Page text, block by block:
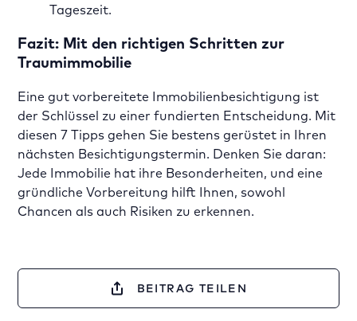
Tageszeit.
Fazit: Mit den richtigen Schritten zur
Traumimmobilie
Eine gut vorbereitete Immobilienbesichtigung ist
der Schlüssel zu einer fundierten Entscheidung. Mit
diesen 7 Tipps gehen Sie bestens gerüstet in Ihren
nächsten Besichtigungstermin. Denken Sie daran:
Jede Immobilie hat ihre Besonderheiten, und eine
gründliche Vorbereitung hilft Ihnen, sowohl
Chancen als auch Risiken zu erkennen.
BEITRAG TEILEN